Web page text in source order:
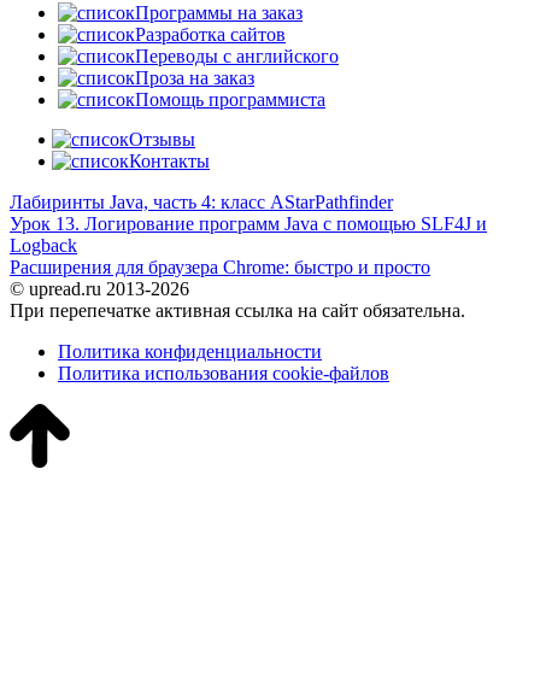
Программы на заказ
Разработка сайтов
Переводы с английского
Проза на заказ
Помощь программиста
Отзывы
Контакты
Лабиринты Java, часть 4: класс AStarPathfinder
Урок 13. Логирование программ Java с помощью SLF4J и
Logback
Расширения для браузера Chrome: быстро и просто
© upread.ru 2013-2026
При перепечатке активная ссылка на сайт обязательна.
Политика конфиденциальности
Политика использования cookie-файлов